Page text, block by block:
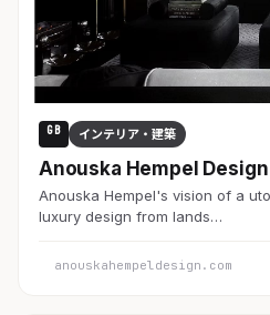
GB インテリア・建築
Anouska Hempel Design
Anouska Hempel's vision of a
luxury design from lands…
anouskahempeldesign.com